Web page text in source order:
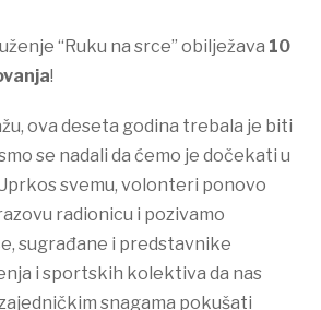
“Ruku na srce” obilježava 10
!
ova deseta godina trebala je biti
se nadali da ćemo je dočekati u
svemu, volonteri ponovo
radionicu i pozivamo
sugrađane i predstavnike
i sportskih kolektiva da nas
snagama pokušati